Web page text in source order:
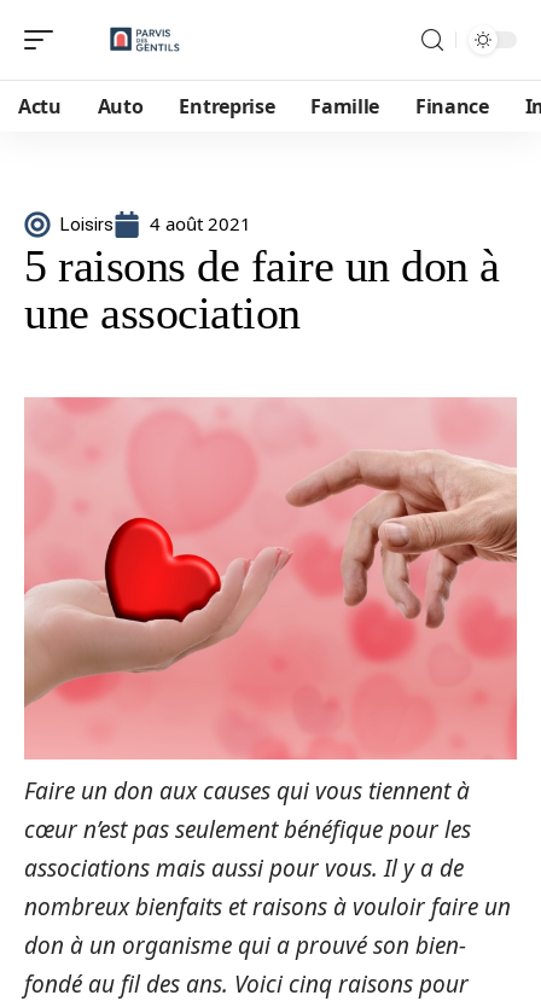
Actu Auto Entreprise Famille Finance
Loisirs 4 août 2021
5 raisons de faire un don à
une association
Faire un don aux causes qui vous tiennent à
cœur n’est pas seulement bénéfique pour les
associations mais aussi pour vous. Il y a de
nombreux bienfaits et raisons à vouloir faire un
don à un organisme qui a prouvé son bien-
fondé au fil des ans. Voici cinq raisons pour